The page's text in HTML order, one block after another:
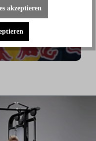
zu arbeiten."
akzeptieren